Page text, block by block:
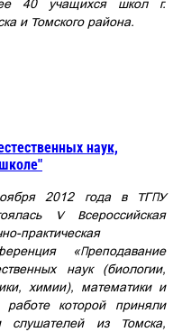
40 учащихся школ г.
и Томского района.
наук,
2012 года в ТГПУ
V Всероссийская
практическая
«Преподавание
наук (биологии,
химии), математики и
которой приняли
слушателей из Томска,